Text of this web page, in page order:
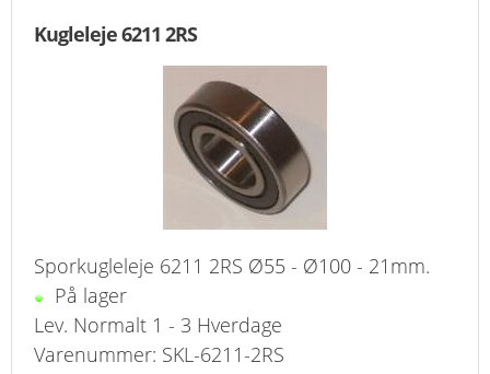
Kugleleje 6211 2RS
Sporkugleleje 6211 2RS Ø55 - Ø100 - 21mm.
På lager
Lev. Normalt 1 - 3 Hverdage
Varenummer: SKL-6211-2RS